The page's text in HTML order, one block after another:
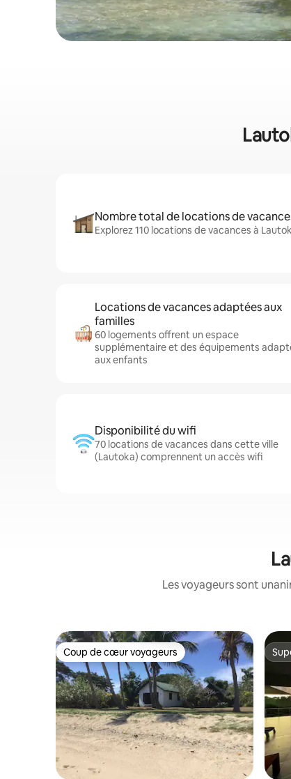
Nombre total de locations de
Explorez 110 locations de vacances à
Locations de vacances adaptées aux
familles
60 logements offrent un espace
supplémentaire et des équipements
aux enfants
Disponibilité du wifi
70 locations de vacances dans cette ville
(Lautoka) comprennent un accès wifi
Les voyageurs sont
Coup de cœur voyageurs
Coup de cœur voyageurs